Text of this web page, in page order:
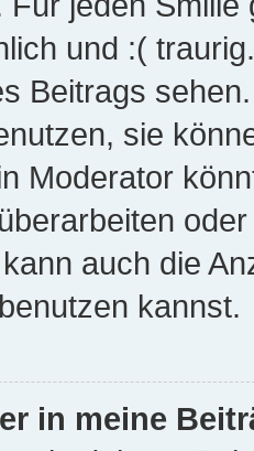
und :(
Beitrags
sie
Moderator
auch die
kannst.
in meine